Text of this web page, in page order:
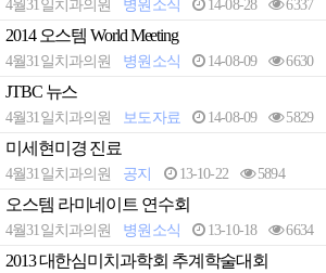
일반진료
상담&커뮤니티
4월31일치과의원 병원소식 14-08-28 6337
2014 오스템 World Meeting
4월31일치과의원 병원소식 14-08-09 6630
JTBC 뉴스
4월31일치과의원 보도자료 14-08-09 5829
미세현미경 진료
4월31일치과의원 공지 13-10-22 5894
오스템 라미네이트 연수회
4월31일치과의원 병원소식 13-10-18 6634
2013 대한심미치과학회 추계학술대회